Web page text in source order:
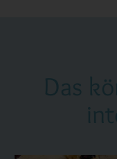
Das